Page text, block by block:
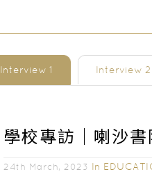
Interview 1 Interview 2
學校專訪｜喇沙
24th March, 2023 In